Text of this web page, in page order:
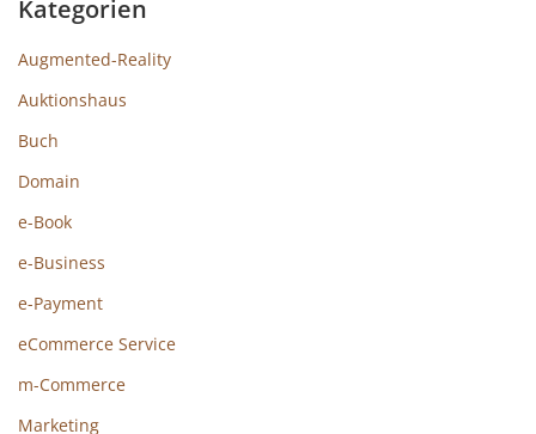
Kategorien
Augmented-Reality
Auktionshaus
Buch
Domain
e-Book
e-Business
e-Payment
eCommerce Service
m-Commerce
Marketing